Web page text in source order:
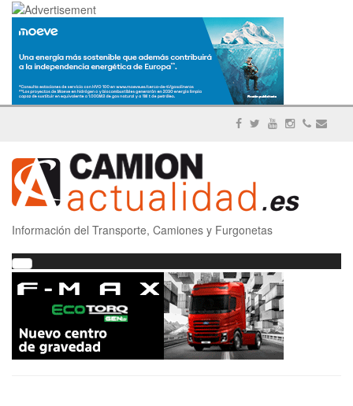
Información del Transporte, Camiones y Furgonetas